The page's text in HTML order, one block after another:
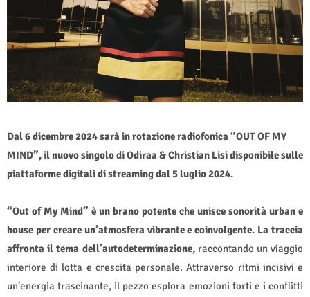
Dal 6 dicembre 2024 sarà in rotazione radiofonica “OUT OF MY
MIND”, il nuovo singolo di Odiraa & Christian Lisi disponibile sulle
piattaforme digitali di streaming dal 5 luglio 2024.
“Out of My Mind” è un brano potente che unisce sonorità urban e
house per creare un’atmosfera vibrante e coinvolgente. La traccia
affronta il tema dell’autodeterminazione,raccontando un viaggio
interiore di lotta e crescita personale. Attraverso ritmi incisivi e
un’energia trascinante, il pezzo esplora emozioni forti e i conflitti